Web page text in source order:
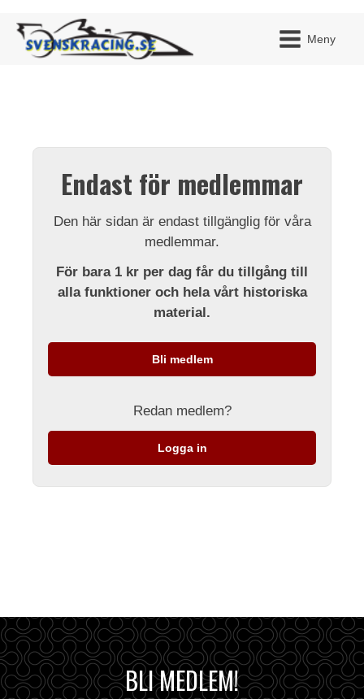
Meny
Endast för medlemmar
Den här sidan är endast tillgänglig för våra
medlemmar.
För bara 1 kr per dag får du tillgång till
alla funktioner och hela vårt historiska
material.
Bli medlem
Redan medlem?
Logga in
BLI MEDLEM!